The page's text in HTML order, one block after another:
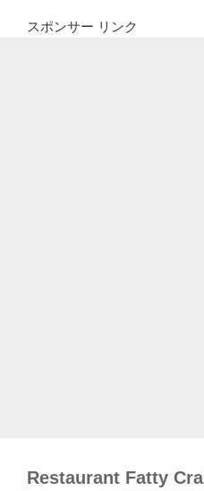
スポンサー リンク
Restaurant Fatty